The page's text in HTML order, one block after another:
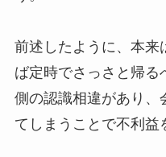
前述したように、本来
ば定時でさっさと帰る
側の認識相違があり、
てしまうことで不利益